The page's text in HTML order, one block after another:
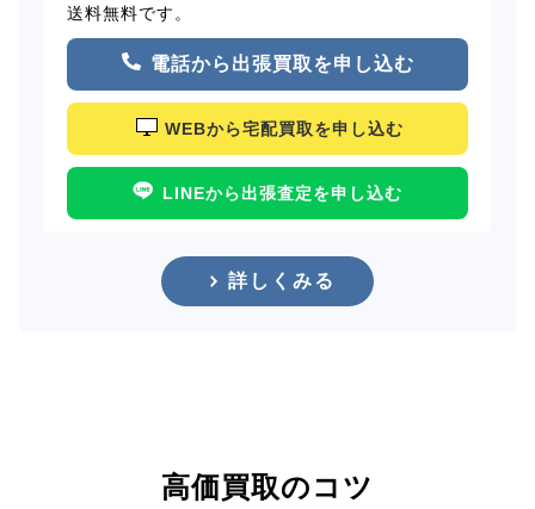
送料無料です。
電話から出張買取を申し込む
WEBから宅配買取を申し込む
LINEから出張査定を申し込む
詳しくみる
高価買取のコツ